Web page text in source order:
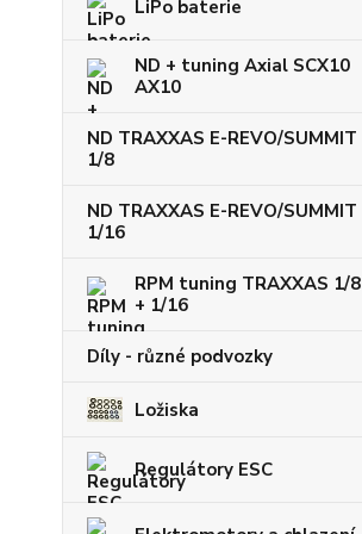
LiPo baterie
ND + tuning Axial SCX10
AX10
ND TRAXXAS E-REVO/SUMMIT
1/8
ND TRAXXAS E-REVO/SUMMIT
1/16
RPM tuning TRAXXAS 1/8
+ 1/16
Díly - různé podvozky
Ložiska
Regulátory ESC